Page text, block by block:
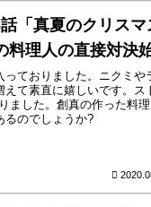
「真夏のクリスマ
理人の直接対決始
ておりました。ニクミや
て素直に嬉しいです。ス
ました。創真の作った料
るのでしょうか?